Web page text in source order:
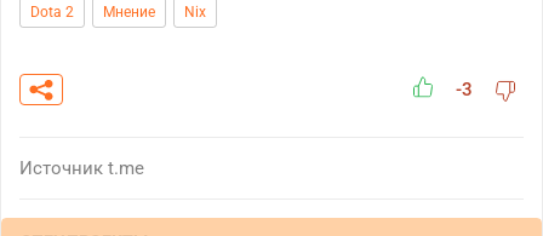
Dota 2 Мнение Nix
-3
Источник t.me